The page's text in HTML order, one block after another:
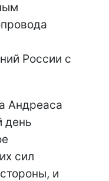
России с
Андреаса
день
сил
и